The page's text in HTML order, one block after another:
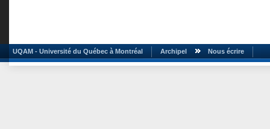
UQAM - Université du Québec à Montréal Archipel Nous écrire